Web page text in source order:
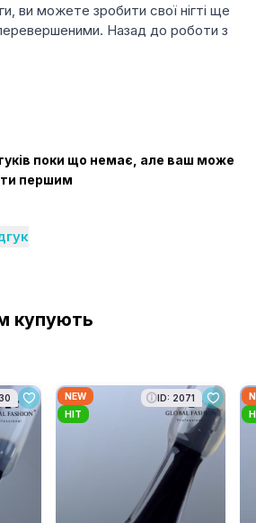
ви можете зробити свої нігті ще
Назад до роботи з
поки що немає, але ваш може
першим
купують
NEW
HIT
ID: 2071